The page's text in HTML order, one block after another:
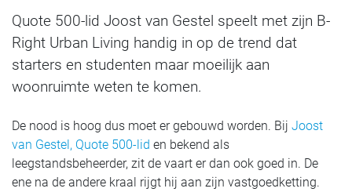
Quote 500-lid Joost van Gestel speelt met zijn B-
Right Urban Living handig in op de trend dat
starters en studenten maar moeilijk aan
woonruimte weten te komen.
De nood is hoog dus moet er gebouwd worden. Bij Joost
van Gestel, Quote 500-lid en bekend als
leegstandsbeheerder, zit de vaart er dan ook goed in. De
ene na de andere kraal rijgt hij aan zijn vastgoedketting.